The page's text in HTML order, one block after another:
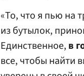
«То, что я пью на
из бутылок,
Единственное, в
все, чтобы найти